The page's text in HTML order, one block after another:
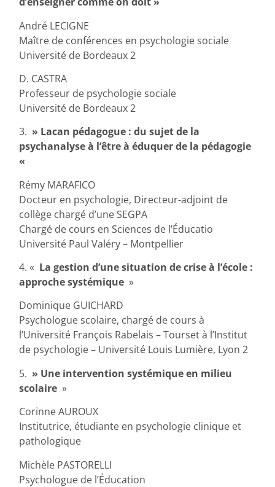
André LECIGNE
Maître de conférences en psychologie sociale
Université de Bordeaux 2
D. CASTRA
Professeur de psychologie sociale
Université de Bordeaux 2
3. » Lacan pédagogue : du sujet de la
psychanalyse à l’être à éduquer de la pédagogie
«
Rémy MARAFICO
Docteur en psychologie, Directeur-adjoint de
collège chargé d’une SEGPA
Chargé de cours en Sciences de l’Éducatio
Université Paul Valéry – Montpellier
4. « La gestion d’une situation de crise à l’école :
approche systémique »
Dominique GUICHARD
Psychologue scolaire, chargé de cours à
l’Université François Rabelais – Tourset à l’Institut
de psychologie – Université Louis Lumière, Lyon 2
5. » Une intervention systémique en milieu
scolaire »
Corinne AUROUX
Institutrice, étudiante en psychologie clinique et
pathologique
Michèle PASTORELLI
Psychologue de l’Éducation